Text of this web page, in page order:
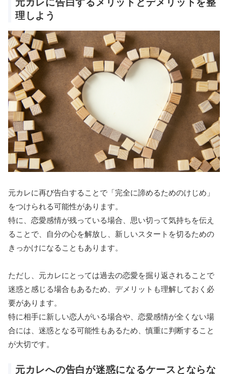
理しよう
元カレに再び告白することで「完全に諦めるためのけじめ」
をつけられる可能性があります。
特に、恋愛感情が残っている場合、思い切って気持ちを伝え
ることで、自分の心を解放し、新しいスタートを切るための
きっかけになることもあります。
ただし、元カレにとっては過去の恋愛を掘り返されることで
迷惑と感じる場合もあるため、デメリットも理解しておく必
要があります。
特に相手に新しい恋人がいる場合や、恋愛感情が全くない場
合には、迷惑となる可能性もあるため、慎重に判断すること
が大切です。
元カレへの告白が迷惑になるケースとならな